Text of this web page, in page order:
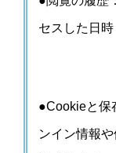
セスした日時
●Cookieと保
ンイン情報